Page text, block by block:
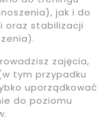
jak i do
oraz stabilizacji
zajęcia,
tym przypadku
uporządkować
do poziomu